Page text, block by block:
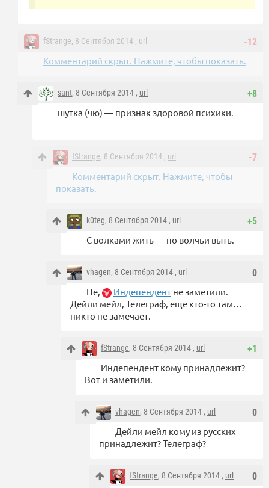
-12
fStrange, 8 Сентября 2014 , url
Комментарий скрыт. Нажмите, чтобы показать.
+8
sant, 8 Сентября 2014 , url
шутка (чю) — признак здоровой психики.
-7
fStrange, 8 Сентября 2014 , url
Комментарий скрыт. Нажмите, чтобы
показать.
+5
k0teg, 8 Сентября 2014 , url
С волками жить — по волчьи выть.
0
vhagen, 8 Сентября 2014 , url
Не, Индепендент не заметили.
Дейли мейл, Телеграф, еще кто-то там…
никто не замечает.
+1
fStrange, 8 Сентября 2014 , url
Индепендент кому принадлежит?
Вот и заметили.
0
vhagen, 8 Сентября 2014 , url
Дейли мейл кому из русских
принадлежит? Телеграф?
0
fStrange, 8 Сентября 2014 , url